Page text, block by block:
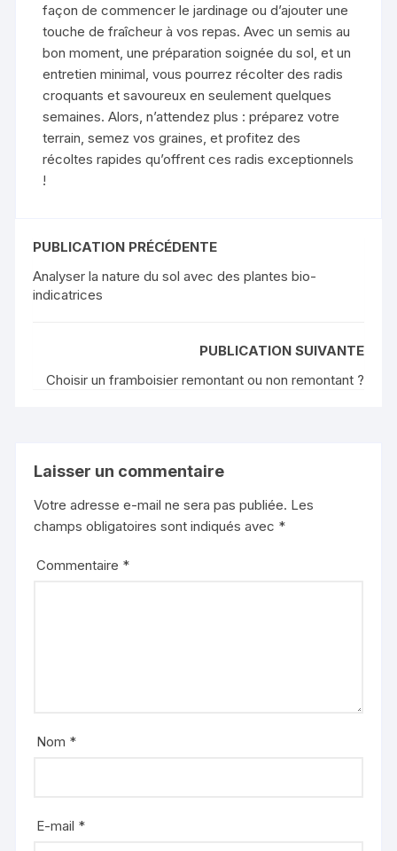
façon de commencer le jardinage ou d’ajouter une
touche de fraîcheur à vos repas. Avec un semis au
bon moment, une préparation soignée du sol, et un
entretien minimal, vous pourrez récolter des radis
croquants et savoureux en seulement quelques
semaines. Alors, n’attendez plus : préparez votre
terrain, semez vos graines, et profitez des
récoltes rapides qu’offrent ces radis exceptionnels
!
PUBLICATION PRÉCÉDENTE
Analyser la nature du sol avec des plantes bio-
indicatrices
PUBLICATION SUIVANTE
Choisir un framboisier remontant ou non remontant ?
Laisser un commentaire
Votre adresse e-mail ne sera pas publiée. Les
champs obligatoires sont indiqués avec *
Commentaire *
Nom *
E-mail *